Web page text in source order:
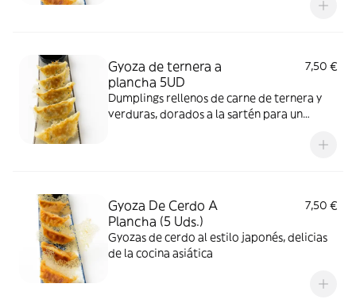
Gyoza de ternera a
plancha 5UD
7,50 €
Dumplings rellenos de carne de ternera y
verduras, dorados a la sartén para un
Gyoza De Cerdo A
Plancha (5 Uds.)
7,50 €
Gyozas de cerdo al estilo japonés, delicias
de la cocina asiática